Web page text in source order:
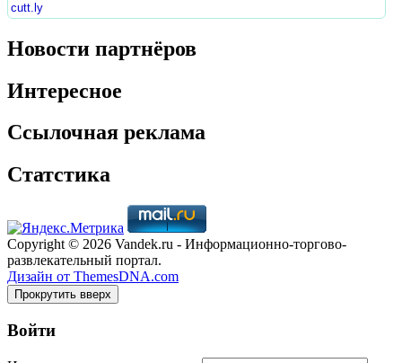
cutt.ly
Новости партнёров
Интересное
Ссылочная реклама
Статстика
Copyright © 2026 Vandek.ru - Информационно-торгово-
развлекательный портал.
Дизайн от ThemesDNA.com
Прокрутить вверх
Войти